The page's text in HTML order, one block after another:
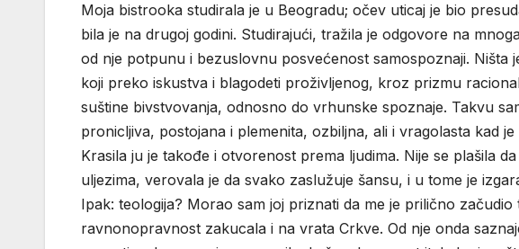
Moja bistrooka studirala je u Beogradu; očev uticaj je bio
bila je na drugoj godini. Studirajući, tražila je odgovore na
od nje potpunu i bezuslovnu posvećenost samospoznaji. Ništa
koji preko iskustva i blagodeti proživljenog, kroz prizmu
suštine bivstvovanja, odnosno do vrhunske spoznaje. Takvu
pronicljiva, postojana i plemenita, ozbiljna, ali i vragolasta kad
Krasila ju je takođe i otvorenost prema ljudima. Nije se plašila
uljezima, verovala je da svako zaslužuje šansu, i u tome je
Ipak: teologija? Morao sam joj priznati da me je prilično
ravnonopravnost zakucala i na vrata Crkve. Od nje onda